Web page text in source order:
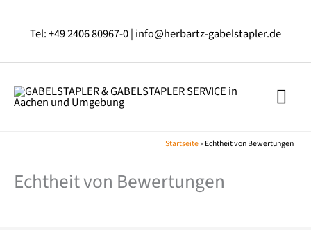
Tel: +49 2406 80967-0 | info@herbartz-gabelstapler.de
Startseite»Echtheit von Bewertungen
Echtheit von Bewertungen